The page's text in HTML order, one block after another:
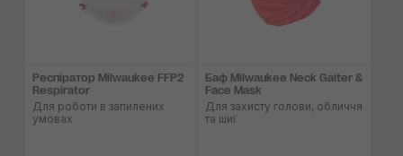
Респіратор Milwaukee FFP2
Respirator
Для роботи в запилених
умовах
Баф Milwaukee Neck Gaiter &
Face Mask
Для захисту голови, обличчя
та шиї